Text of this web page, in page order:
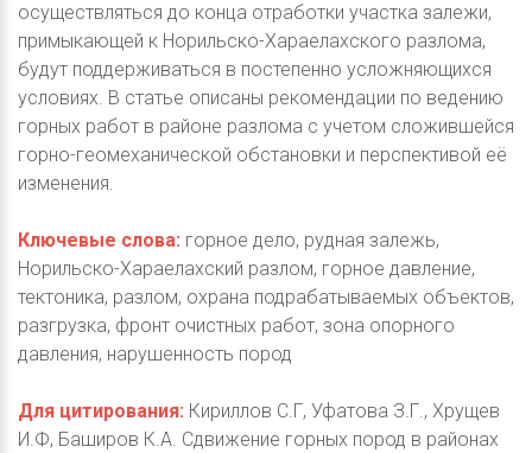
осуществляться до конца отработки участка залежи,
примыкающей к Норильско-Хараелахского разлома,
будут поддерживаться в постепенно усложняющихся
условиях. В статье описаны рекомендации по ведению
горных работ в районе разлома с учетом сложившейся
горно-геомеханической обстановки и перспективой её
изменения.
Ключевые слова: горное дело, рудная залежь,
Норильско-Хараелахский разлом, горное давление,
тектоника, разлом, охрана подрабатываемых объектов,
разгрузка, фронт очистных работ, зона опорного
давления, нарушенность пород
Для цитирования: Кириллов С.Г, Уфатова З.Г., Хрущев
И.Ф, Баширов К.А. Сдвижение горных пород в районах